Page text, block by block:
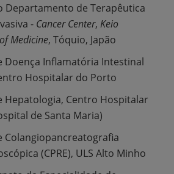
Departamento de Terapêutica
- Cancer Center, Keio
Medicine, Tóquio, Japão
Doença Inflamatória Intestinal
Hospitalar do Porto
Hepatologia, Centro Hospitalar
de Santa Maria)
Colangiopancreatografia
(CPRE), ULS Alto Minho